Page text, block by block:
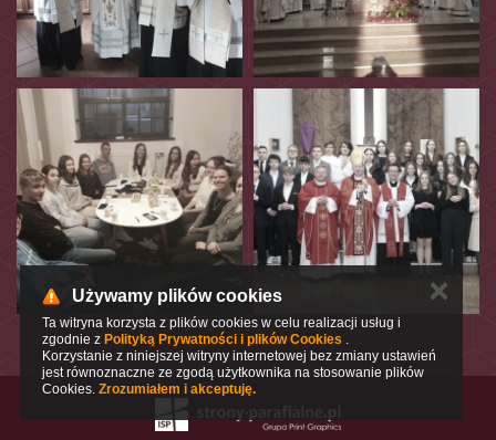
Używamy plików cookies
Ta witryna korzysta z plików cookies w celu realizacji usług i
zgodnie z Polityką Prywatności i plików Cookies .
Korzystanie z niniejszej witryny internetowej bez zmiany ustawień
jest równoznaczne ze zgodą użytkownika na stosowanie plików
Cookies. Zrozumiałem i akceptuję.
✕